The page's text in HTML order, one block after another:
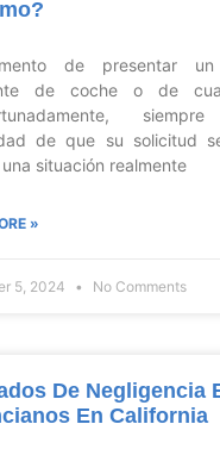
de presentar
de coche o de
de que su solicitud
una situación realmente
»
5, 2024 No Comments
De Negligencia
En California